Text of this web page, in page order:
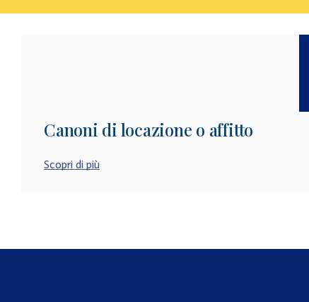
Canoni di locazione o affitto
Scopri di più